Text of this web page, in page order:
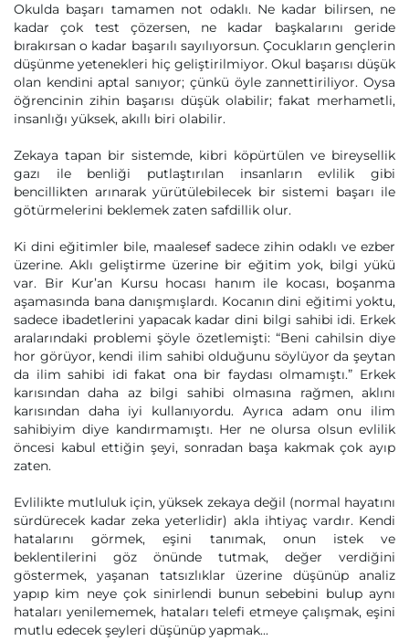
Okulda başarı tamamen not odaklı. Ne kadar bilirsen, ne
kadar çok test çözersen, ne kadar başkalarını geride
bırakırsan o kadar başarılı sayılıyorsun. Çocukların gençlerin
düşünme yetenekleri hiç geliştirilmiyor. Okul başarısı düşük
olan kendini aptal sanıyor; çünkü öyle zannettiriliyor. Oysa
öğrencinin zihin başarısı düşük olabilir; fakat merhametli,
insanlığı yüksek, akıllı biri olabilir.
Zekaya tapan bir sistemde, kibri köpürtülen ve bireysellik
gazı ile benliği putlaştırılan insanların evlilik gibi
bencillikten arınarak yürütülebilecek bir sistemi başarı ile
götürmelerini beklemek zaten safdillik olur.
Ki dini eğitimler bile, maalesef sadece zihin odaklı ve ezber
üzerine. Aklı geliştirme üzerine bir eğitim yok, bilgi yükü
var. Bir Kur’an Kursu hocası hanım ile kocası, boşanma
aşamasında bana danışmışlardı. Kocanın dini eğitimi yoktu,
sadece ibadetlerini yapacak kadar dini bilgi sahibi idi. Erkek
aralarındaki problemi şöyle özetlemişti: “Beni cahilsin diye
hor görüyor, kendi ilim sahibi olduğunu söylüyor da şeytan
da ilim sahibi idi fakat ona bir faydası olmamıştı.” Erkek
karısından daha az bilgi sahibi olmasına rağmen, aklını
karısından daha iyi kullanıyordu. Ayrıca adam onu ilim
sahibiyim diye kandırmamıştı. Her ne olursa olsun evlilik
öncesi kabul ettiğin şeyi, sonradan başa kakmak çok ayıp
zaten.
Evlilikte mutluluk için, yüksek zekaya değil (normal hayatını
sürdürecek kadar zeka yeterlidir) akla ihtiyaç vardır. Kendi
hatalarını görmek, eşini tanımak, onun istek ve
beklentilerini göz önünde tutmak, değer verdiğini
göstermek, yaşanan tatsızlıklar üzerine düşünüp analiz
yapıp kim neye çok sinirlendi bunun sebebini bulup aynı
hataları yenilememek, hataları telefi etmeye çalışmak, eşini
mutlu edecek şeyleri düşünüp yapmak...